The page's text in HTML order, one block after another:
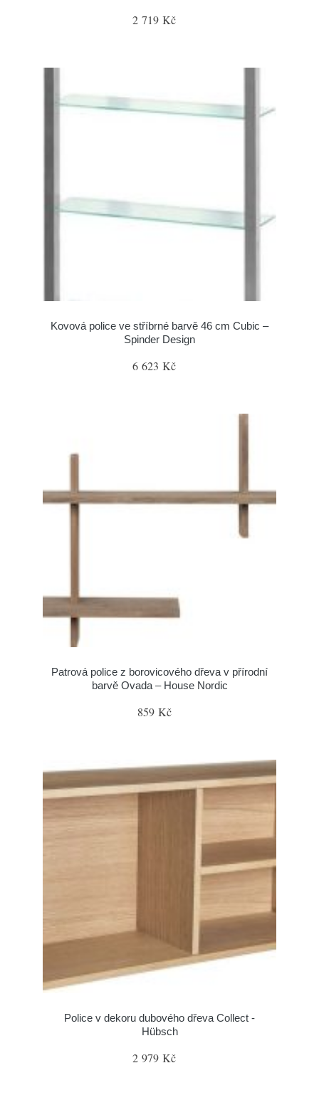
2 719 Kč
Kovová police ve stříbrné barvě 46 cm Cubic –
Spinder Design
6 623 Kč
Patrová police z borovicového dřeva v přírodní
barvě Ovada – House Nordic
859 Kč
Police v dekoru dubového dřeva Collect -
Hübsch
2 979 Kč